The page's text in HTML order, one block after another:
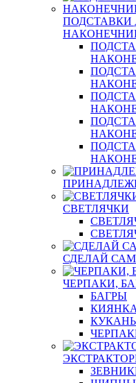
ПОДСТАВКИ
СВЕТЛЯЧКИ
СДЕЛАЙ САМ
ЧЕРПАКИ,
БАГРЫ